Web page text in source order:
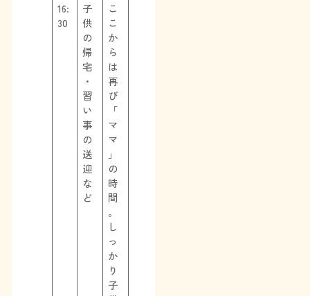
16:
30
子
供
の
帰
宅
・
習
い
事
の
送
迎
な
ど
こ
こ
か
ら
は
再
び
「
マ
マ
」
の
時
間
。
し
っ
か
り
子